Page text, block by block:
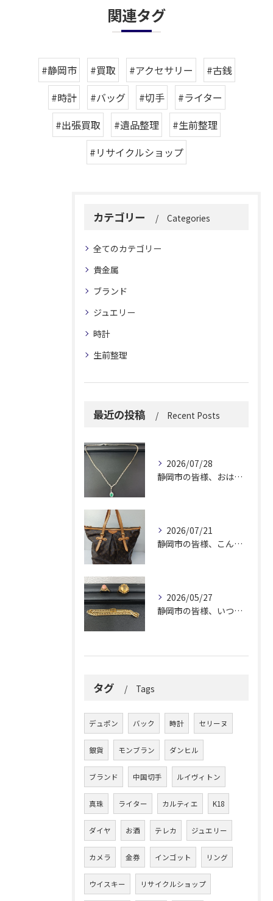
関連タグ
#静岡市 #買取 #アクセサリー
#古銭
#時計
#バッグ #切手
#ライター
#出張買取
#遺品整理
#生前整理
#リサイクルショップ
カテゴリー Categories
全てのカテゴリー
貴金属
ブランド
ジュエリー
時計
生前整理
最近の投稿 Recent Posts
2026/07/28
静岡市の皆様、おはようございます。
2026/07/21
静岡市の皆様、こんにちは！
2026/05/27
静岡市の皆様、いつも大変お世話になっております。
タグ Tags
デュポン バック 時計 セリーヌ
銀貨 モンブラン ダンヒル
ブランド 中国切手 ルイヴィトン
真珠 ライター カルティエ K18
ダイヤ お酒 テレカ ジュエリー
カメラ 金券 インゴット リング
ウイスキー リサイクルショップ